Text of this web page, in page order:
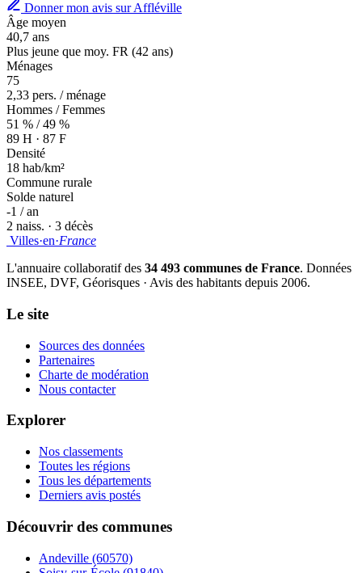
Donner mon avis sur Affléville
Âge moyen
40,7 ans
Plus jeune que moy. FR (42 ans)
Ménages
75
2,33 pers. / ménage
Hommes / Femmes
51 % / 49 %
89 H · 87 F
Densité
18 hab/km²
Commune rurale
Solde naturel
-1 / an
2 naiss. · 3 décès
Villes·en·France
L'annuaire collaboratif des 34 493 communes de France. Données
INSEE, DVF, Géorisques · Avis des habitants depuis 2006.
Le site
Sources des données
Partenaires
Charte de modération
Nous contacter
Explorer
Nos classements
Toutes les régions
Tous les départements
Derniers avis postés
Découvrir des communes
Andeville (60570)